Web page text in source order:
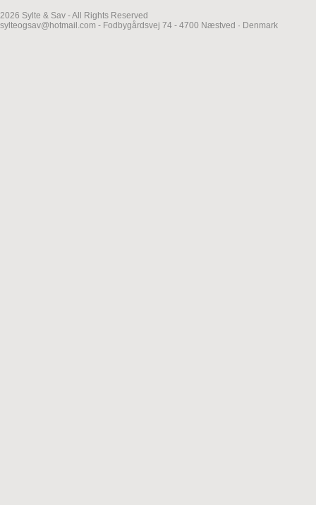
2026 Sylte & Sav - All Rights Reserved
sylteogsav@hotmail.com - Fodbygårdsvej 74 - 4700 Næstved · Denmark